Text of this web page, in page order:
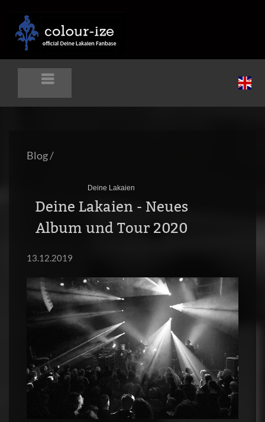
Blog/
Deine Lakaien
Deine Lakaien - Neues
Album und Tour 2020
13.12.2019